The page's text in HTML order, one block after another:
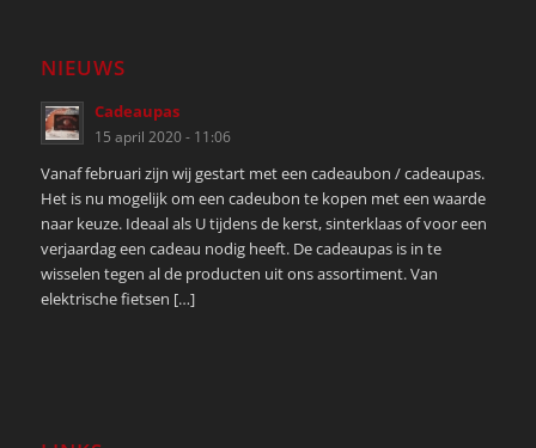
NIEUWS
Cadeaupas
15 april 2020 - 11:06
Vanaf februari zijn wij gestart met een cadeaubon / cadeaupas.
Het is nu mogelijk om een cadeubon te kopen met een waarde
naar keuze. Ideaal als U tijdens de kerst, sinterklaas of voor een
verjaardag een cadeau nodig heeft. De cadeaupas is in te
wisselen tegen al de producten uit ons assortiment. Van
elektrische fietsen […]